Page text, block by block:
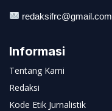
redaksifrc@gmail.com
Informasi
Tentang Kami
Redaksi
Kode Etik Jurnalistik